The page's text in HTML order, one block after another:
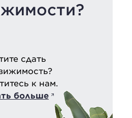
сдать
к нам.
больше